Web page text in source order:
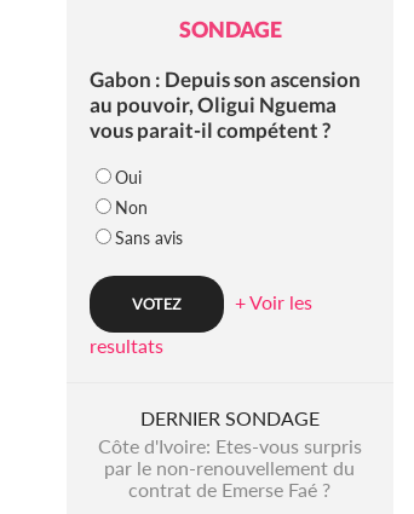
SONDAGE
Gabon : Depuis son ascension
au pouvoir, Oligui Nguema
vous parait-il compétent ?
Oui
Non
Sans avis
+ Voir les
resultats
DERNIER SONDAGE
Côte d'Ivoire: Etes-vous surpris
par le non-renouvellement du
contrat de Emerse Faé ?